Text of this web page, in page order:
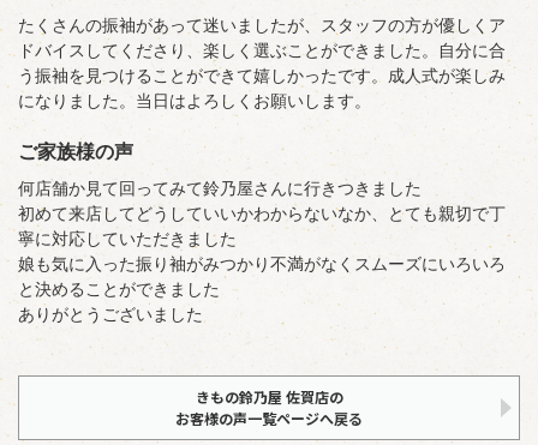
たくさんの振袖があって迷いましたが、スタッフの方が優しくア
ドバイスしてくださり、楽しく選ぶことができました。自分に合
う振袖を見つけることができて嬉しかったです。成人式が楽しみ
になりました。当日はよろしくお願いします。
ご家族様の声
何店舗か見て回ってみて鈴乃屋さんに行きつきました
初めて来店してどうしていいかわからないなか、とても親切で丁
寧に対応していただきました
娘も気に入った振り袖がみつかり不満がなくスムーズにいろいろ
と決めることができました
ありがとうございました
きもの鈴乃屋 佐賀店の
お客様の声一覧ページへ戻る